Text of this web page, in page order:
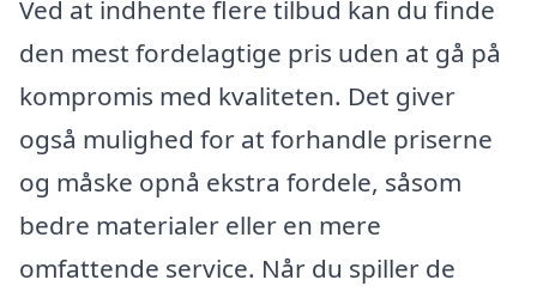
Ved at indhente flere tilbud kan du finde
den mest fordelagtige pris uden at gå på
kompromis med kvaliteten. Det giver
også mulighed for at forhandle priserne
og måske opnå ekstra fordele, såsom
bedre materialer eller en mere
omfattende service. Når du spiller de